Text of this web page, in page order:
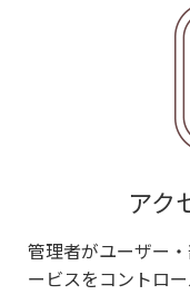
アク
管理者がユーザー
ービスをコントロー